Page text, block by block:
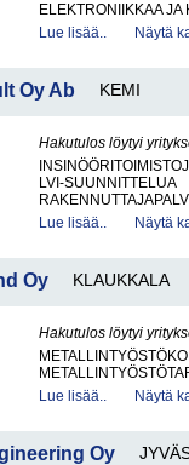
ELEKTRONIIKKAA
Lue lisää..
Näytä
Oy Ab KEMI
Hakutulos löytyi
LVI-SUUNNITTELUA
Lue lisää..
Näytä
Oy KLAUKKALA
Hakutulos löytyi
Lue lisää..
Näytä
Oy